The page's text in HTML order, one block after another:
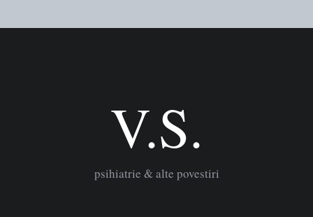
V.S.
psihiatrie & alte povestiri